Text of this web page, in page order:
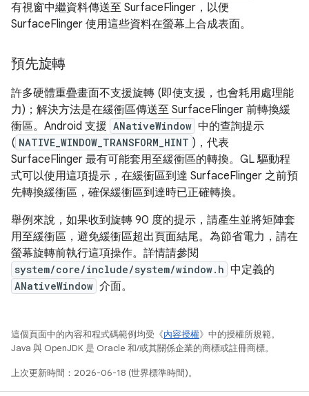
有視窗中繼資料傳送至 SurfaceFlinger，以便
SurfaceFlinger 使用這些資料在螢幕上合成表面。
預先旋轉
許多硬體重疊畫面不支援旋轉 (即使支援，也會耗用處理能
力)；解決方法是在緩衝區傳送至 SurfaceFlinger 前轉換緩
衝區。Android 支援 ANativeWindow 中的查詢提示
( NATIVE_WINDOW_TRANSFORM_HINT )，代表
SurfaceFlinger 最有可能套用至緩衝區的轉換。GL 驅動程
式可以使用這項提示，在緩衝區到達 SurfaceFlinger 之前預
先轉換緩衝區，確保緩衝區到達時已正確轉換。
舉例來說，如果收到旋轉 90 度的提示，請產生並將矩陣套
用至緩衝區，避免緩衝區超出頁面結尾。為節省電力，請在
螢幕旋轉前執行這項操作。詳情請參閱
system/core/include/system/window.h 中定義的
ANativeWindow 介面。
這個頁面中的內容和程式碼範例均受《內容授權》中的授權所規範。
Java 與 OpenJDK 是 Oracle 和/或其關係企業的商標或註冊商標。
上次更新時間：2026-06-18 (世界標準時間)。